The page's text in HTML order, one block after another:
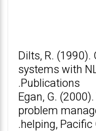
Dilts, R.
systems with
Publications.
Egan, G.
problem
helping, Pacific